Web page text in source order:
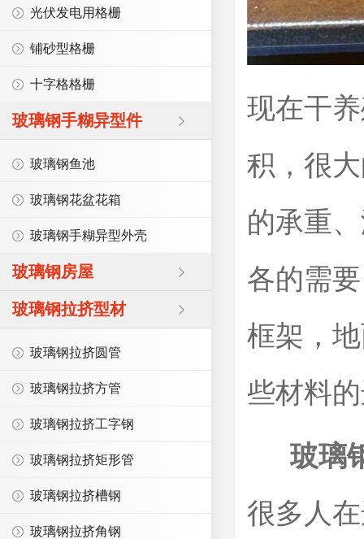
光伏发电用格栅
铺砂型格栅
十字格格栅
玻璃钢手糊异型件
玻璃钢鱼池
玻璃钢花盆花箱
玻璃钢手糊异型外壳
玻璃钢房屋
玻璃钢拉挤型材
玻璃钢拉挤圆管
玻璃钢拉挤方管
玻璃钢拉挤工字钢
玻璃钢拉挤矩形管
玻璃钢拉挤槽钢
玻璃钢拉挤角钢
现在干
积，很
的承重
各的需
框架，
些材料
玻璃
很多人